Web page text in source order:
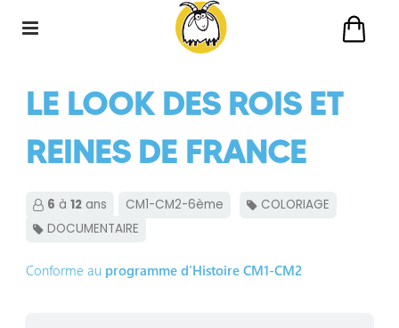
LE LOOK DES ROIS ET
REINES DE FRANCE
6 à 12ans CM1-CM2-6ème
COLORIAGE
DOCUMENTAIRE
Conforme au programme d'Histoire CM1-CM2